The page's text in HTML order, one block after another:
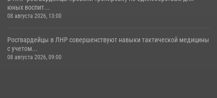
юных воспит...
08 августа 2026, 13:00
Росгвардейцы в ЛНР совершенствуют навыки тактической медицины
с учетом...
08 августа 2026, 09:00